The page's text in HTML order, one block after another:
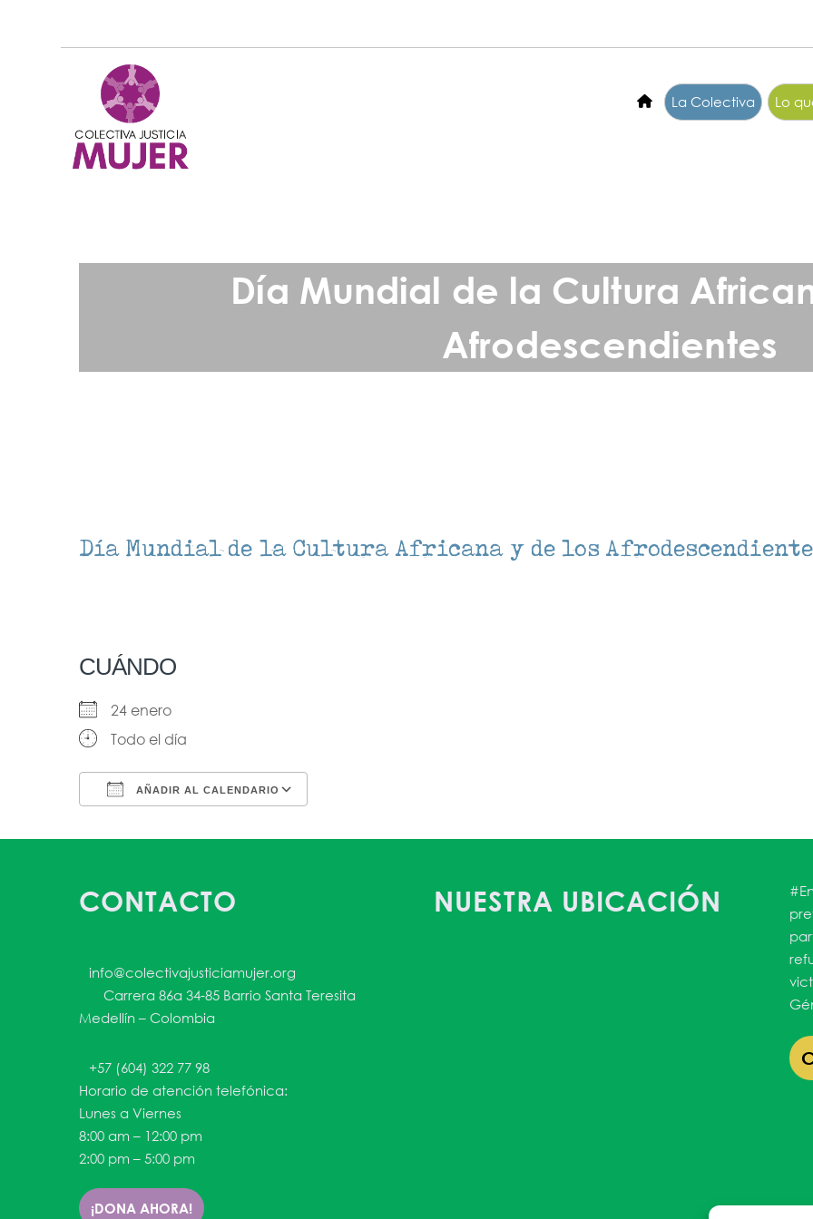
La Colectiva Lo
Día Mundial de la Cultura
Afrodescendientes
Día Mundial de la Cultura Africana y de los
CUÁNDO
24 enero
Todo el día
AÑADIR AL CALENDARIO
CONTACTO
info@colectivajusticiamujer.org
Carrera 86a 34-85 Barrio Santa Teresita
Medellín – Colombia
+57 (604) 322 77 98
Horario de atención telefónica:
Lunes a Viernes
8:00 am – 12:00 pm
2:00 pm – 5:00 pm
¡DONA AHORA!
NUESTRA UBICACIÓN